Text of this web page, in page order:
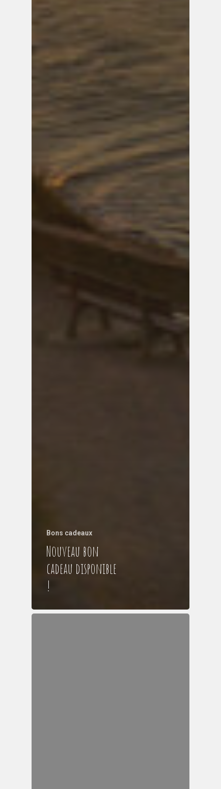
Bons cadeaux
Nouveau bon
cadeau disponible
!